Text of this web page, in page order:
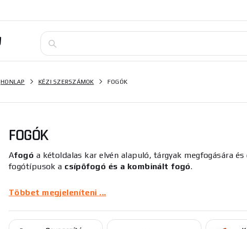
HONLAP KÉZI SZERSZÁMOK FOGÓK
FOGÓK
Afogó a kétoldalas kar elvén alapuló, tárgyak megfogására
fogótípusok a csípőfogó és a kombinált fogó.
Vágó fogó vagy más néven vágógépek
karos fogók, amelyeknél mindkét kézzel kifejtett erőre van
Többet megjeleníteni ...